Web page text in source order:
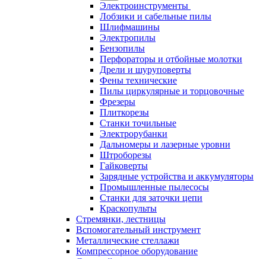
Электроинструменты
Лобзики и сабельные пилы
Шлифмашины
Электропилы
Бензопилы
Перфораторы и отбойные молотки
Дрели и шуруповерты
Фены технические
Пилы циркулярные и торцовочные
Фрезеры
Плиткорезы
Станки точильные
Электрорубанки
Дальномеры и лазерные уровни
Штроборезы
Гайковерты
Зарядные устройства и аккумуляторы
Промышленные пылесосы
Станки для заточки цепи
Краскопульты
Стремянки, лестницы
Вспомогательный инструмент
Металлические стеллажи
Компрессорное оборудование